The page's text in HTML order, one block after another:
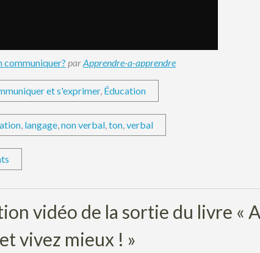
communiquer? parApprendre-a-apprendre
et s'exprimer, Éducation
, langage,non verbal,ton,verbal
vidéo de la sortie du livre «
vivez mieux ! »